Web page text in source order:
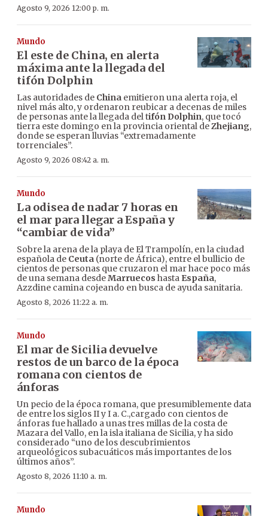
Agosto 9, 2026 12:00 p. m.
Mundo
El este de China, en alerta
máxima ante la llegada del
tifón Dolphin
Las autoridades de China emitieron una alerta roja, el
nivel más alto, y ordenaron reubicar a decenas de miles
de personas ante la llegada del tifón Dolphin, que tocó
tierra este domingo en la provincia oriental deZhejiang,
donde se esperan lluvias “extremadamente
torrenciales”.
Agosto 9, 2026 08:42 a. m.
Mundo
La odisea de nadar 7 horas en
el mar para llegar a España y
“cambiar de vida”
Sobre la arena de la playa de El Trampolín, en la ciudad
española de Ceuta (norte de África), entre el bullicio de
cientos de personas que cruzaron el mar hace poco más
de una semana desdeMarruecos hasta España,
Azzdine camina cojeando en busca de ayuda sanitaria.
Agosto 8, 2026 11:22 a. m.
Mundo
El mar de Sicilia devuelve
restos de un barco de la época
romana con cientos de
ánforas
Un pecio de la época romana, que presumiblemente data
de entre los siglos II y I a. C.,cargado con cientos de
ánforas fue hallado a unas tres millas de la costa de
Mazara del Vallo, en la isla italiana de Sicilia, y ha sido
considerado “uno de los descubrimientos
arqueológicos subacuáticos más importantes de los
últimos años”.
Agosto 8, 2026 11:10 a. m.
Mundo